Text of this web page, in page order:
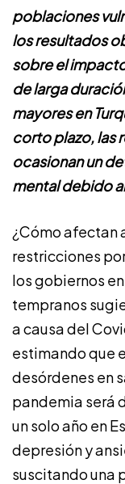
poblaciones
los resultados
sobre el
de larga
mayores en
corto plazo, las
ocasionan un
mental debido
¿Cómo afectan
restricciones
los gobiernos
tempranos
a causa del
estimando que
desórdenes en
pandemia será
un solo año en
depresión y
suscitando una